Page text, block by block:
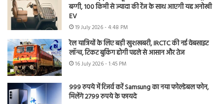
बग्गी, 100 किमी से ज्यादा की रेंज के साथ आएगी यह अनोखी
EV
19 July 2026 - 4:48 PM
रेल यात्रियों के लिए बड़ी खुशखबरी, IRCTC की नई वेबसाइट
लॉन्च, टिकट बुकिंग होगी पहले से आसान और तेज
16 July 2026 - 1:45 PM
999 रुपये में रिजर्व करें Samsung का नया फोल्डेबल फोन,
मिलेंगे 2799 रुपये के फायदे